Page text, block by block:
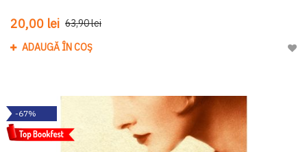
20,00 lei 63,90 lei
ADAUGĂ ÎN COȘ
-67%